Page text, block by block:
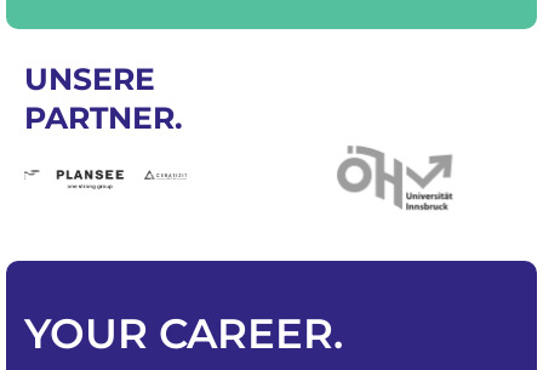
UNSERE
PARTNER.
YOUR CAREER.